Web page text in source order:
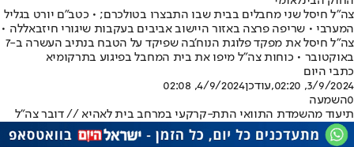
צה"ל חיסל שני מחבלים בבית שבו התבצרו בטולכרם; • כטב"ם יורט בגליל
המערבי • שריפה פרצה באזור היישוב אביבים בעקבות שיגורי חיזבאללה •
צה"ל חיסל את מפקד פלוגת הנוח'בה שפיקד על הטבח בנתיב העשרה ב-7
באוקטובר • כוחות צה"ל מיפו את בית המחבל בפיגוע בתרקומיא
כתבי היום
3/9/2024, 02:20
,עודכן4/9/2024, 02:08
0השמעה
תיעוד מהשמדת התוואי התת-קרקעי במרחב בית לאהיא // דובר צה"ל